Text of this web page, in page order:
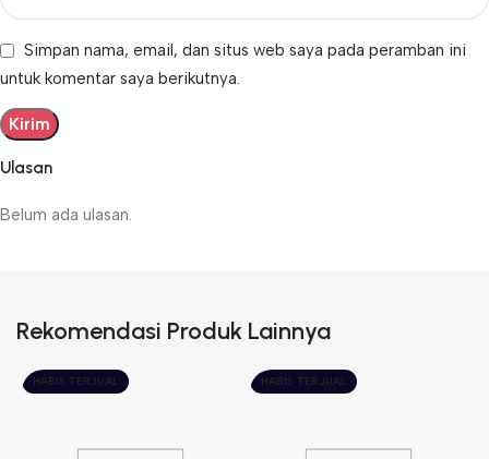
Ulasan
Belum ada ulasan.
Simpan nama, email, dan situs web saya pada peramban ini
untuk komentar saya berikutnya.
Rekomendasi Produk Lainnya
HABIS TERJUAL HABIS TERJUAL